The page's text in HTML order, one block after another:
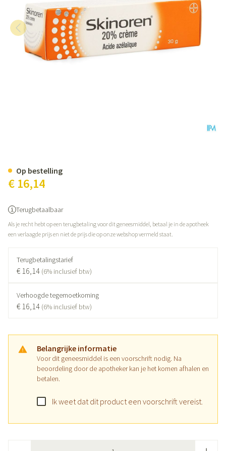
€ 16,14
Terugbetaalbaar
Als je recht hebt op een terugbetaling voor dit geneesmiddel, betaal je in de apotheek
een verlaagde prijs en niet de prijs die op onze webshop vermeld staat.
Terugbetalingstarief
€ 16,14 (6% inclusief btw)
Verhoogde tegemoetkoming
€ 16,14 (6% inclusief btw)
Belangrijke informatie
Voor dit geneesmiddel is een voorschrift nodig. Na
beoordeling door de apotheker kan je het komen afhalen en
betalen.
Ik weet dat dit product een voorschrift vereist.
Op bestelling